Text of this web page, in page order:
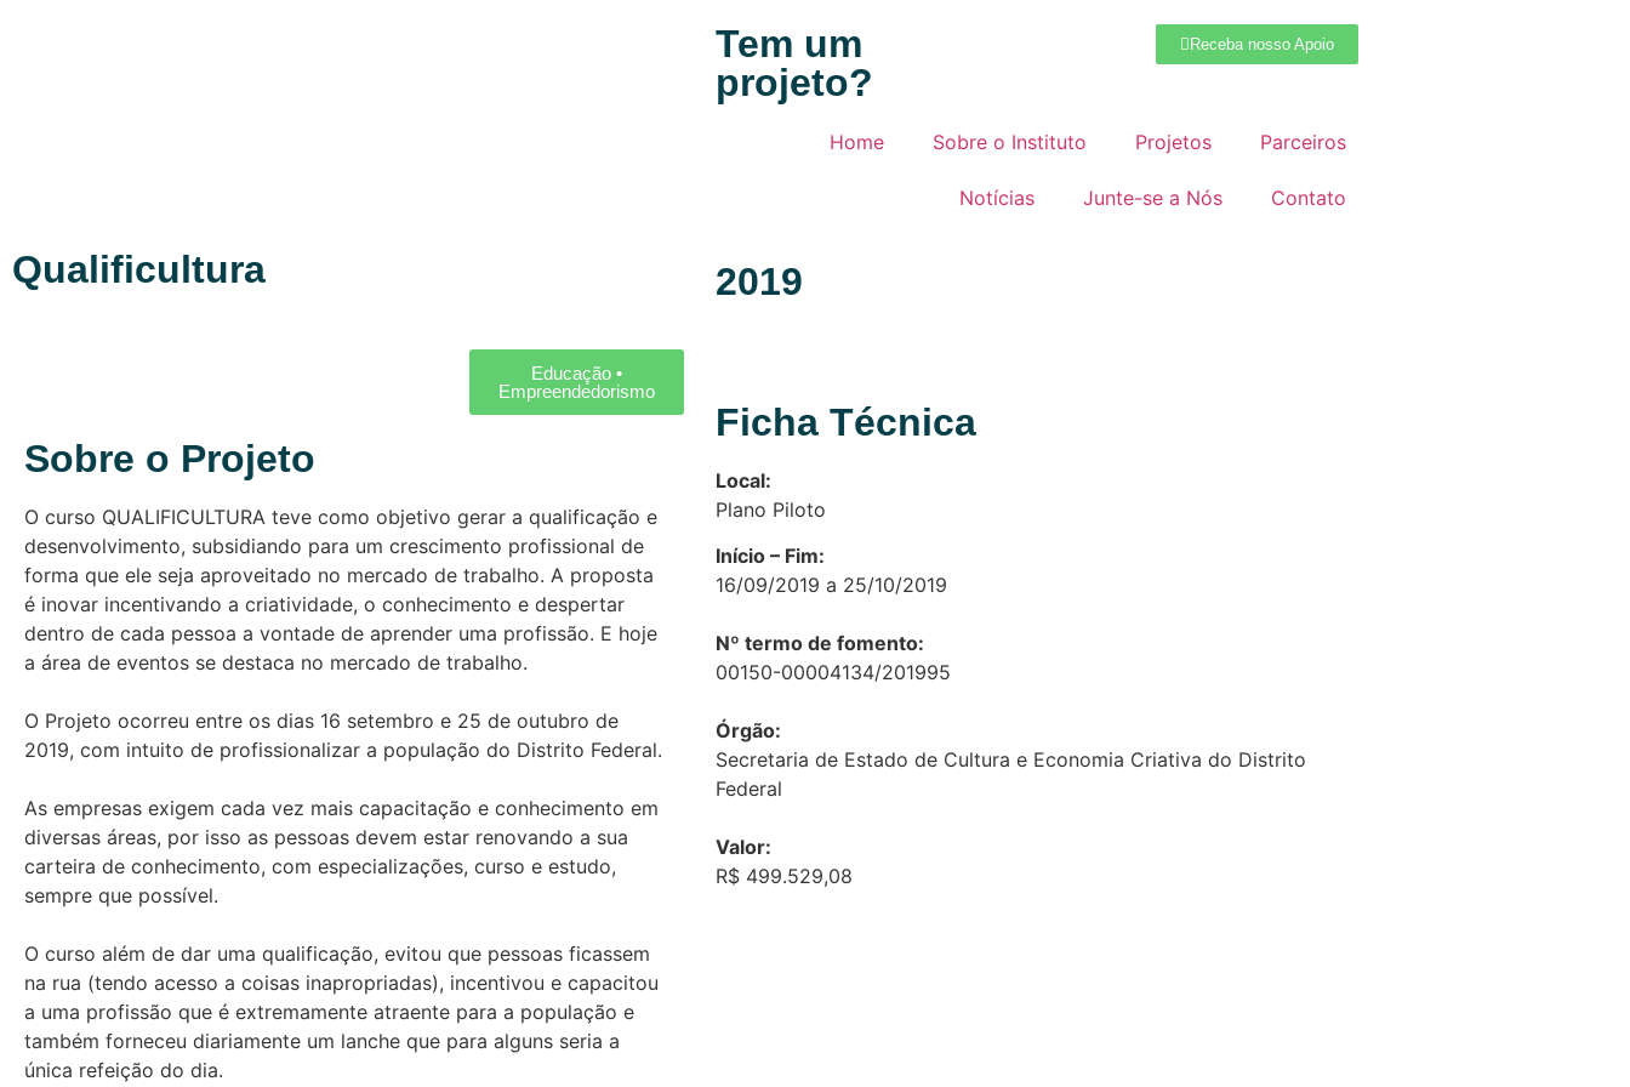
Tem um
projeto?
Receba nosso Apoio
Home Sobre o Instituto Projetos Parceiros
Notícias Junte-se a Nós Contato
Qualificultura 2019
Educação •
Empreendedorismo
Sobre o Projeto
O curso QUALIFICULTURA teve como objetivo gerar a qualificação e
desenvolvimento, subsidiando para um crescimento profissional de
forma que ele seja aproveitado no mercado de trabalho. A proposta
é inovar incentivando a criatividade, o conhecimento e despertar
dentro de cada pessoa a vontade de aprender uma profissão. E hoje
a área de eventos se destaca no mercado de trabalho.
O Projeto ocorreu entre os dias 16 setembro e 25 de outubro de
2019, com intuito de profissionalizar a população do Distrito Federal.
As empresas exigem cada vez mais capacitação e conhecimento em
diversas áreas, por isso as pessoas devem estar renovando a sua
carteira de conhecimento, com especializações, curso e estudo,
sempre que possível.
O curso além de dar uma qualificação, evitou que pessoas ficassem
na rua (tendo acesso a coisas inapropriadas), incentivou e capacitou
a uma profissão que é extremamente atraente para a população e
também forneceu diariamente um lanche que para alguns seria a
única refeição do dia.
Ficha Técnica
Local:
Plano Piloto
Início – Fim:
16/09/2019 a 25/10/2019
Nº termo de fomento:
00150-00004134/201995
Órgão:
Secretaria de Estado de Cultura e Economia Criativa do Distrito
Federal
Valor:
R$ 499.529,08